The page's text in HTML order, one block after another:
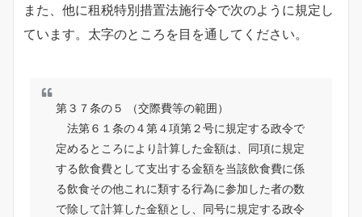
また、他に租税特別措置法施行令で次のように規定し
ています。太字のところを目を通してください。
第３７条の５ （交際費等の範囲）
法第６１条の４第４項第２号に規定する政令で
定めるところにより計算した金額は、同項に規定
する飲食費として支出する金額を当該飲食費に係
る飲食その他これに類する行為に参加した者の数
で除して計算した金額とし、同号に規定する政令